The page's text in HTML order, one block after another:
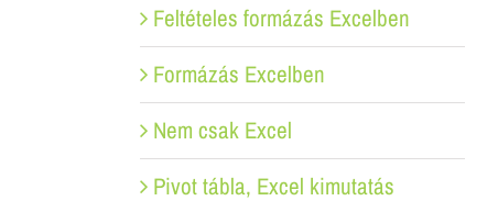
Feltételes formázás Excelben
Formázás Excelben
Nem csak Excel
Pivot tábla, Excel kimutatás